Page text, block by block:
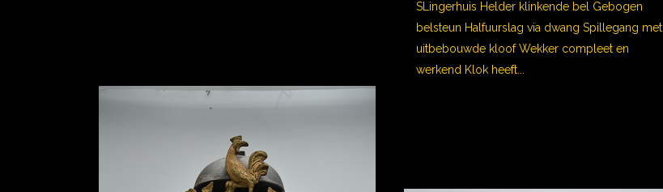
SLingerhuis Helder klinkende bel Gebogen
belsteun Halfuurslag via dwang Spillegang met
uitbebouwde kloof Wekker compleet en
werkend Klok heeft...